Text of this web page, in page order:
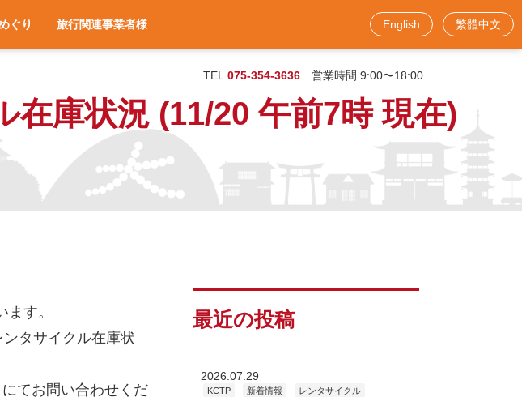
ぐり 旅行関連事業者様
旅行関連業者様向けお問い合わせフォーム
English 繁體中文
TEL 075-354-3636 営業時間 9:00〜18:00
在庫状況 (11/20 午前7時 現在)
ます。
タサイクル在庫状
にてお問い合わせくだ
最近の投稿
2026.07.29
KCTP 新着情報 レンタサイクル